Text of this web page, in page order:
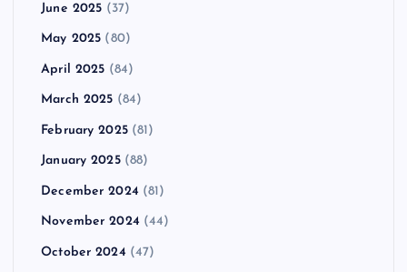
June 2025 (37)
May 2025 (80)
April 2025 (84)
March 2025 (84)
February 2025(81)
January 2025(88)
December 2024 (81)
November 2024 (44)
October 2024 (47)